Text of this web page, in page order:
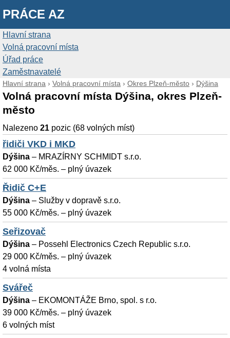
PRÁCE AZ
Hlavní strana
Volná pracovní místa
Úřad práce
Zaměstnavatelé
Hlavní strana › Volná pracovní místa › Okres Plzeň-město › Dýšina
Volná pracovní místa Dýšina, okres Plzeň-
město
Nalezeno 21 pozic (68 volných míst)
řidiči VKD i MKD
Dýšina – MRAZÍRNY SCHMIDT s.r.o.
62 000 Kč/měs. – plný úvazek
Řidič C+E
Dýšina – Služby v dopravě s.r.o.
55 000 Kč/měs. – plný úvazek
Seřizovač
Dýšina – Possehl Electronics Czech Republic s.r.o.
29 000 Kč/měs. – plný úvazek
4 volná místa
Svářeč
Dýšina – EKOMONTÁŽE Brno, spol. s r.o.
39 000 Kč/měs. – plný úvazek
6 volných míst